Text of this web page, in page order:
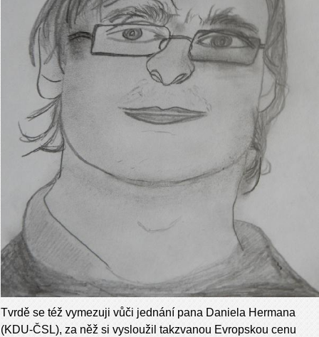
Tvrdě se též vymezuji vůči jednání pana Daniela Hermana
(KDU-ČSL), za něž si vysloužil takzvanou Evropskou cenu